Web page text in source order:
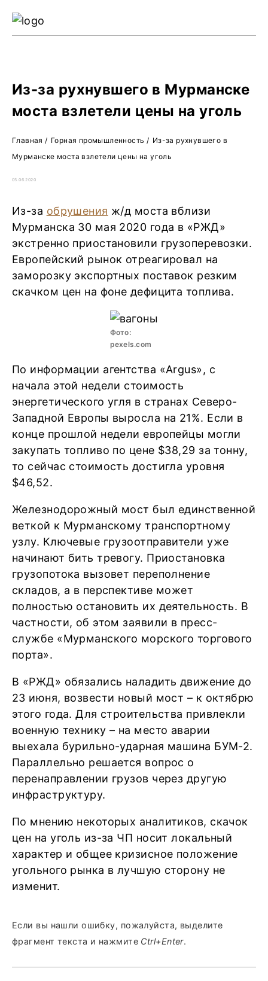
Из-за рухнувшего в Мурманске
моста взлетели цены на уголь
Главная / Горная промышленность / Из-за рухнувшего в
Мурманске моста взлетели цены на уголь
05.06.2020
Из-за обрушения ж/д моста вблизи
Мурманска 30 мая 2020 года в «РЖД»
экстренно приостановили грузоперевозки.
Европейский рынок отреагировал на
заморозку экспортных поставок резким
скачком цен на фоне дефицита топлива.
Фото:
pexels.com
По информации агентства «Argus», с
начала этой недели стоимость
энергетического угля в странах Северо-
Западной Европы выросла на 21%. Если в
конце прошлой недели европейцы могли
закупать топливо по цене $38,29 за тонну,
то сейчас стоимость достигла уровня
$46,52.
Железнодорожный мост был единственной
веткой к Мурманскому транспортному
узлу. Ключевые грузоотправители уже
начинают бить тревогу. Приостановка
грузопотока вызовет переполнение
складов, а в перспективе может
полностью остановить их деятельность. В
частности, об этом заявили в пресс-
службе «Мурманского морского торгового
порта».
В «РЖД» обязались наладить движение до
23 июня, возвести новый мост – к октябрю
этого года. Для строительства привлекли
военную технику – на место аварии
выехала бурильно-ударная машина БУМ-2.
Параллельно решается вопрос о
перенаправлении грузов через другую
инфраструктуру.
По мнению некоторых аналитиков, скачок
цен на уголь из-за ЧП носит локальный
характер и общее кризисное положение
угольного рынка в лучшую сторону не
изменит.
Если вы нашли ошибку, пожалуйста, выделите
фрагмент текста и нажмите Ctrl+Enter.